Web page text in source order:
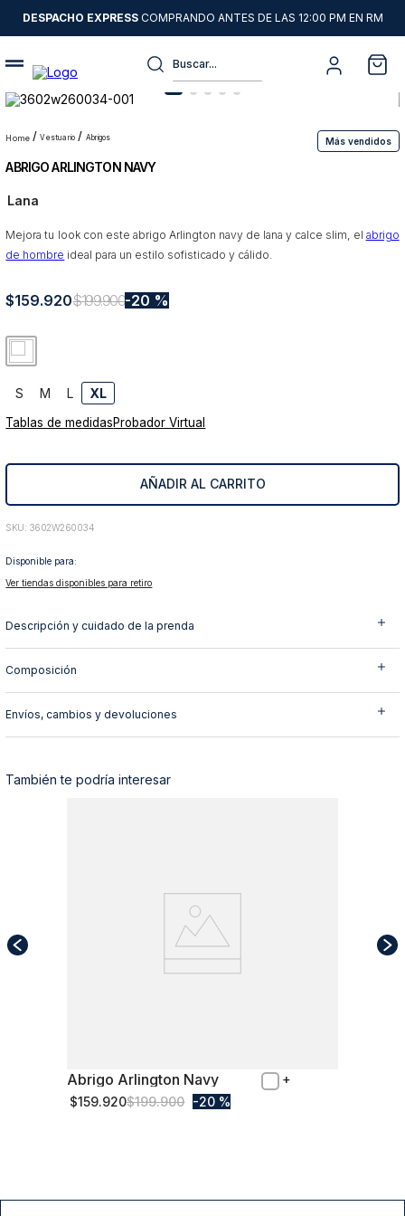
DESPACHO EXPRESSCOMPRANDO ANTES DE LAS 12:00 PM EN RM
Buscar...
vestuario abrigos Más vendidos
ABRIGO ARLINGTON NAVY
Lana
Mejora tu look con este abrigo Arlington navy de lana y calce slim, el abrigo
de hombre ideal para un estilo sofisticado y cálido.
$159.920$199.900 20 %
S M L XL
Tablas de medidasProbador Virtual
AÑADIR AL CARRITO
: 3602W260034
Disponible para:
Ver tiendas disponibles para retiro
Descripción y cuidado de la prenda
Composición
Envíos, cambios y devoluciones
También te podría interesar
XL
Abrigo Arlington Navy
$159.920$199.900 20 %
1.
sweater
2.
chaquetas
3.
4.
pantalon
6.
chaqueta cuero
8.
9
poleron
10. abrigo